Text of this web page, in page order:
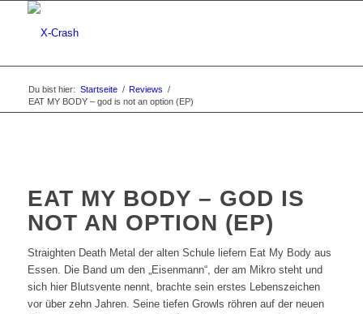
Du bist hier: Startseite / Reviews /
EAT MY BODY – god is not an option (EP)
EAT MY BODY – GOD IS
NOT AN OPTION (EP)
Straighten Death Metal der alten Schule liefern Eat My Body aus
Essen. Die Band um den „Eisenmann“, der am Mikro steht und
sich hier Blutsvente nennt, brachte sein erstes Lebenszeichen
vor über zehn Jahren. Seine tiefen Growls röhren auf der neuen